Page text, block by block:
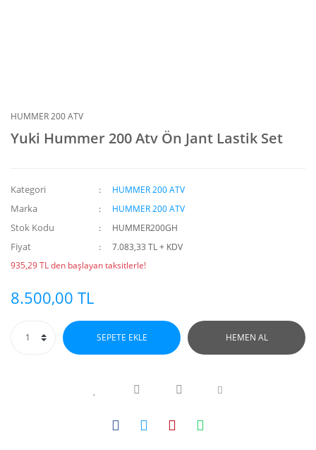
HUMMER 200 ATV
Yuki Hummer 200 Atv Ön Jant Lastik Set
Kategori HUMMER 200 ATV
Marka HUMMER 200 ATV
Stok Kodu HUMMER200GH
Fiyat
7.083,33 TL + KDV
935,29 TL den başlayan taksitlerle!
8.500,00 TL
SEPETE EKLE HEMEN AL